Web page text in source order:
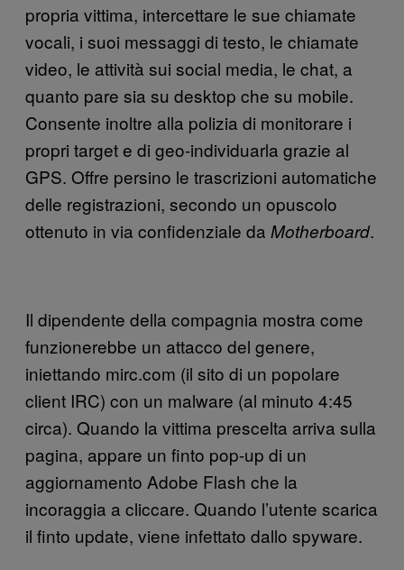
propria vittima, intercettare le sue chiamate
vocali, i suoi messaggi di testo, le chiamate
video, le attività sui social media, le chat, a
quanto pare sia su desktop che su mobile.
Consente inoltre alla polizia di monitorare i
propri target e di geo-individuarla grazie al
GPS. Offre persino le trascrizioni automatiche
delle registrazioni, secondo un opuscolo
ottenuto in via confidenziale da Motherboard.
Il dipendente della compagnia mostra come
funzionerebbe un attacco del genere,
iniettando mirc.com (il sito di un popolare
client IRC) con un malware (al minuto 4:45
circa). Quando la vittima prescelta arriva sulla
pagina, appare un finto pop-up di un
aggiornamento Adobe Flash che la
incoraggia a cliccare. Quando l’utente scarica
il finto update, viene infettato dallo spyware.